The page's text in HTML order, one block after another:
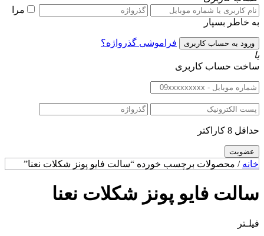
مرا
به خاطر بسپار
فراموشی گذرواژه؟
یا
ساخت حساب کاربری
حداقل 8 کاراکتر
خانه / محصولات برچسب خورده “سالت فایو پونز شکلات نعنا”
سالت فایو پونز شکلات نعنا
فیلـتر